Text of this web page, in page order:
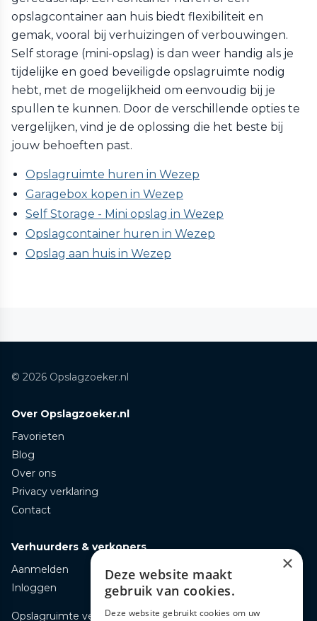
opslagcontainer aan huis biedt flexibiliteit en
gemak, vooral bij verhuizingen of verbouwingen.
Self storage (mini-opslag) is dan weer handig als je
tijdelijke en goed beveiligde opslagruimte nodig
hebt, met de mogelijkheid om eenvoudig bij je
spullen te kunnen. Door de verschillende opties te
vergelijken, vind je de oplossing die het beste bij
jouw behoeften past.
Opslagruimte huren in Wezep
Garagebox kopen in Wezep
Self Storage - Mini opslag in Wezep
Opslagcontainer huren in Wezep
Opslag aan huis in Wezep
© 2026 Opslagzoeker.nl
Over Opslagzoeker.nl
Favorieten
Blog
Over ons
Privacy verklaring
Contact
Verhuurders & verkopers
Aanmelden
Inloggen
Opslagruimte verhuren
×
Deze website maakt
gebruik van cookies.
Deze website gebruikt cookies om uw